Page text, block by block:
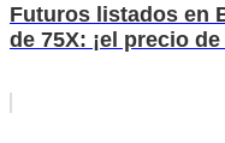
Futuros listados en
de 75X: ¡el precio